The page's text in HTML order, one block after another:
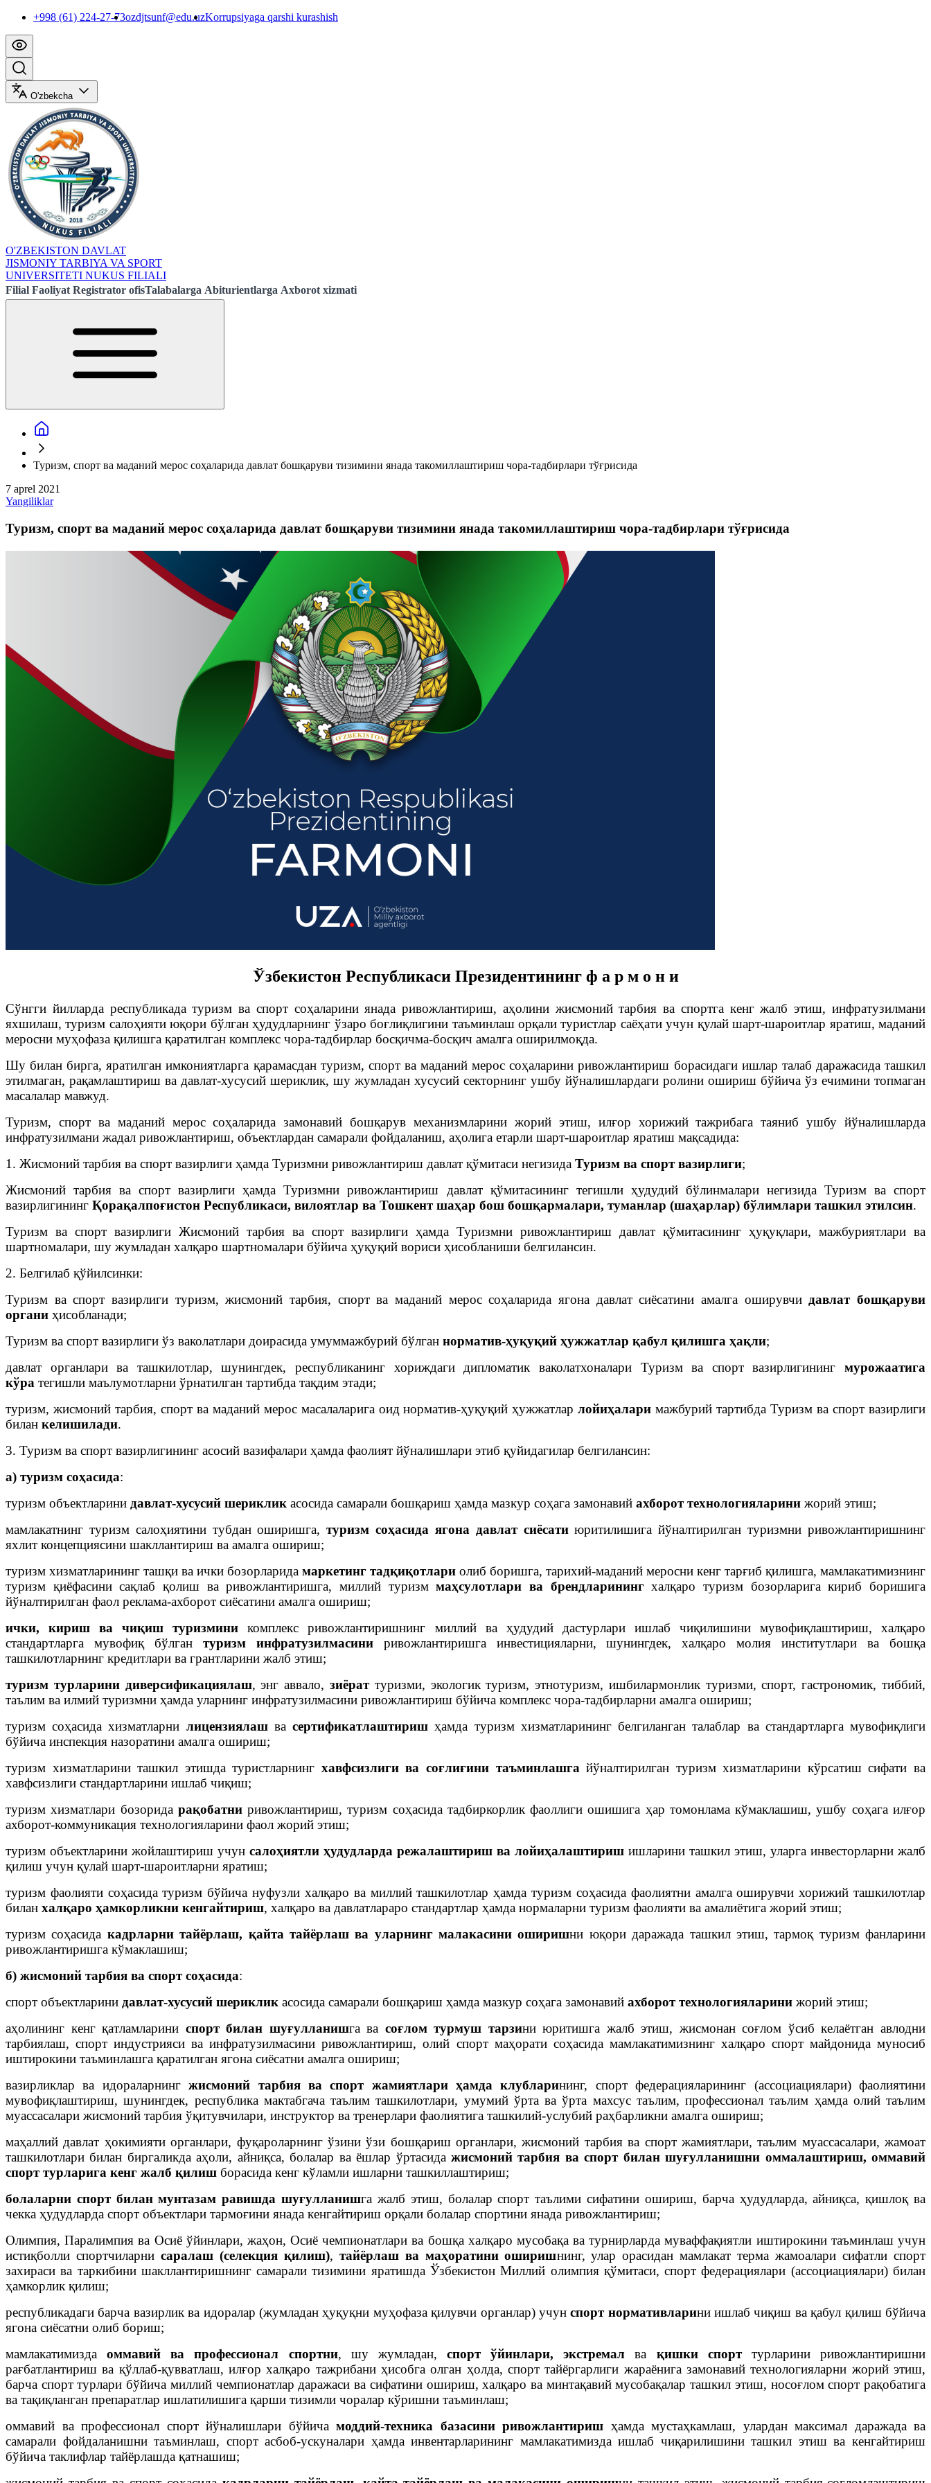
+998 (61) 224-27-73ozdjtsunf@edu.uzKorrupsiyaga qarshi kurashish
O'zbekcha
O'ZBEKISTON DAVLAT
JISMONIY TARBIYA VA SPORT
UNIVERSITETI NUKUS FILIALI
Filial Faoliyat Registrator ofisTalabalarga Abiturientlarga Axborot xizmati
Туризм, спорт ва маданий мерос соҳаларида давлат бошқаруви тизимини янада такомиллаштириш чора-тадбирлари тўғрисида
7 aprel 2021
Yangiliklar
Туризм, спорт ва маданий мерос соҳаларида давлат бошқаруви тизимини янада такомиллаштириш чора-тадбирлари тўғрисида
Ўзбекистон Республикаси Президентининг ф а р м о н и
Сўнгги йилларда республикада туризм ва спорт соҳаларини янада ривожлантириш, аҳолини жисмоний тарбия ва спортга кенг жалб этиш, инфратузилмани
яхшилаш, туризм салоҳияти юқори бўлган ҳудудларнинг ўзаро боғлиқлигини таъминлаш орқали туристлар саёҳати учун қулай шарт-шароитлар яратиш, маданий
меросни муҳофаза қилишга қаратилган комплекс чора-тадбирлар босқичма-босқич амалга оширилмоқда.
Шу билан бирга, яратилган имкониятларга қарамасдан туризм, спорт ва маданий мерос соҳаларини ривожлантириш борасидаги ишлар талаб даражасида ташкил
этилмаган, рақамлаштириш ва давлат-хусусий шериклик, шу жумладан хусусий секторнинг ушбу йўналишлардаги ролини ошириш бўйича ўз ечимини топмаган
масалалар мавжуд.
Туризм, спорт ва маданий мерос соҳаларида замонавий бошқарув механизмларини жорий этиш, илғор хорижий тажрибага таяниб ушбу йўналишларда
инфратузилмани жадал ривожлантириш, объектлардан самарали фойдаланиш, аҳолига етарли шарт-шароитлар яратиш мақсадида:
1. Жисмоний тарбия ва спорт вазирлиги ҳамда Туризмни ривожлантириш давлат қўмитаси негизида Туризм ва спорт вазирлиги;
Жисмоний тарбия ва спорт вазирлиги ҳамда Туризмни ривожлантириш давлат қўмитасининг тегишли ҳудудий бўлинмалари негизида Туризм ва спорт
вазирлигининг Қорақалпоғистон Республикаси, вилоятлар ва Тошкент шаҳар бош бошқармалари, туманлар (шаҳарлар) бўлимлари ташкил этилсин.
Туризм ва спорт вазирлиги Жисмоний тарбия ва спорт вазирлиги ҳамда Туризмни ривожлантириш давлат қўмитасининг ҳуқуқлари, мажбуриятлари ва
шартномалари, шу жумладан халқаро шартномалари бўйича ҳуқуқий вориси ҳисобланиши белгилансин.
2. Белгилаб қўйилсинки:
Туризм ва спорт вазирлиги туризм, жисмоний тарбия, спорт ва маданий мерос соҳаларида ягона давлат сиёсатини амалга оширувчи давлат бошқаруви
органи ҳисобланади;
Туризм ва спорт вазирлиги ўз ваколатлари доирасида умуммажбурий бўлган норматив-ҳуқуқий ҳужжатлар қабул қилишга ҳақли;
давлат органлари ва ташкилотлар, шунингдек, республиканинг хориждаги дипломатик ваколатхоналари Туризм ва спорт вазирлигининг мурожаатига
кўра тегишли маълумотларни ўрнатилган тартибда тақдим этади;
туризм, жисмоний тарбия, спорт ва маданий мерос масалаларига оид норматив-ҳуқуқий ҳужжатларлойиҳалари мажбурий тартибда Туризм ва спорт вазирлиги
билан келишилади.
3. Туризм ва спорт вазирлигининг асосий вазифалари ҳамда фаолият йўналишлари этиб қуйидагилар белгилансин:
а) туризм соҳасида:
туризм объектларини давлат-хусусий шериклик асосида самарали бошқариш ҳамда мазкур соҳага замонавий ахборот технологияларини жорий этиш;
мамлакатнинг туризм салоҳиятини тубдан оширишга,туризм соҳасида ягона давлат сиёсатиюритилишига йўналтирилган туризмни ривожлантиришнинг
яхлит концепциясини шакллантириш ва амалга ошириш;
туризм хизматларининг ташқи ва ички бозорларида маркетинг тадқиқотлари олиб боришга, тарихий-маданий меросни кенг тарғиб қилишга, мамлакатимизнинг
туризм қиёфасини сақлаб қолиш ва ривожлантиришга, миллий туризммаҳсулотлари ва брендларинингхалқаро туризм бозорларига кириб боришига
йўналтирилган фаол реклама-ахборот сиёсатини амалга ошириш;
ички, кириш ва чиқиш туризмини комплекс ривожлантиришнинг миллий ва ҳудудий дастурлари ишлаб чиқилишини мувофиқлаштириш, халқаро
стандартларга мувофиқ бўлган туризм инфратузилмасиниривожлантиришга инвестицияларни, шунингдек, халқаро молия институтлари ва бошқа
ташкилотларнинг кредитлари ва грантларини жалб этиш;
туризм турларини диверсификациялаш, энг аввало, зиёраттуризми, экологик туризм, этнотуризм, ишбилармонлик туризми, спорт, гастрономик, тиббий,
таълим ва илмий туризмни ҳамда уларнинг инфратузилмасини ривожлантириш бўйича комплекс чора-тадбирларни амалга ошириш;
туризм соҳасида хизматларни лицензиялашвасертификатлаштириш ҳамда туризм хизматларининг белгиланган талаблар ва стандартларга мувофиқлиги
бўйича инспекция назоратини амалга ошириш;
туризм хизматларини ташкил этишда туристларнинг хавфсизлиги ва соғлиғини таъминлашга йўналтирилган туризм хизматларини кўрсатиш сифати ва
хавфсизлиги стандартларини ишлаб чиқиш;
туризм хизматлари бозорида рақобатниривожлантириш, туризм соҳасида тадбиркорлик фаоллиги ошишига ҳар томонлама кўмаклашиш, ушбу соҳага илғор
ахборот-коммуникация технологияларини фаол жорий этиш;
туризм объектларини жойлаштириш учун салоҳиятли ҳудудларда режалаштириш ва лойиҳалаштириш ишларини ташкил этиш, уларга инвесторларни жалб
қилиш учун қулай шарт-шароитларни яратиш;
туризм фаолияти соҳасида туризм бўйича нуфузли халқаро ва миллий ташкилотлар ҳамда туризм соҳасида фаолиятни амалга оширувчи хорижий ташкилотлар
билан халқаро ҳамкорликни кенгайтириш, халқаро ва давлатлараро стандартлар ҳамда нормаларни туризм фаолияти ва амалиётига жорий этиш;
туризм соҳасида кадрларни тайёрлаш, қайта тайёрлаш ва уларнинг малакасини оширишни юқори даражада ташкил этиш, тармоқ туризм фанларини
ривожлантиришга кўмаклашиш;
б) жисмоний тарбия ва спорт соҳасида:
спорт объектларини давлат-хусусий шериклик асосида самарали бошқариш ҳамда мазкур соҳага замонавий ахборот технологияларини жорий этиш;
аҳолининг кенг қатламларини спорт билан шуғулланишга ва соғлом турмуш тарзини юритишга жалб этиш, жисмонан соғлом ўсиб келаётган авлодни
тарбиялаш, спорт индустрияси ва инфратузилмасини ривожлантириш, олий спорт маҳорати соҳасида мамлакатимизнинг халқаро спорт майдонида муносиб
иштирокини таъминлашга қаратилган ягона сиёсатни амалга ошириш;
вазирликлар ва идораларнингжисмоний тарбия ва спорт жамиятлари ҳамда клубларининг, спорт федерацияларининг (ассоциациялари) фаолиятини
мувофиқлаштириш, шунингдек, республика мактабгача таълим ташкилотлари, умумий ўрта ва ўрта махсус таълим, профессионал таълим ҳамда олий таълим
муассасалари жисмоний тарбия ўқитувчилари, инструктор ва тренерлари фаолиятига ташкилий-услубий раҳбарликни амалга ошириш;
маҳаллий давлат ҳокимияти органлари, фуқароларнинг ўзини ўзи бошқариш органлари, жисмоний тарбия ва спорт жамиятлари, таълим муассасалари, жамоат
ташкилотлари билан биргаликда аҳоли, айниқса, болалар ва ёшлар ўртасида жисмоний тарбия ва спорт билан шуғулланишни оммалаштириш, оммавий
спорт турларига кенг жалб қилиш борасида кенг кўламли ишларни ташкиллаштириш;
болаларни спорт билан мунтазам равишда шуғулланишга жалб этиш, болалар спорт таълими сифатини ошириш, барча ҳудудларда, айниқса, қишлоқ ва
чекка ҳудудларда спорт объектлари тармоғини янада кенгайтириш орқали болалар спортини янада ривожлантириш;
Олимпия, Паралимпия ва Осиё ўйинлари, жаҳон, Осиё чемпионатлари ва бошқа халқаро мусобақа ва турнирларда муваффақиятли иштирокини таъминлаш учун
истиқболли спортчиларни саралаш (селекция қилиш), тайёрлаш ва маҳоратини оширишнинг, улар орасидан мамлакат терма жамоалари сифатли спорт
захираси ва таркибини шакллантиришнинг самарали тизимини яратишда Ўзбекистон Миллий олимпия қўмитаси, спорт федерациялари (ассоциациялари) билан
ҳамкорлик қилиш;
республикадаги барча вазирлик ва идоралар (жумладан ҳуқуқни муҳофаза қилувчи органлар) учунспорт нормативларини ишлаб чиқиш ва қабул қилиш бўйича
ягона сиёсатни олиб бориш;
мамлакатимиздаоммавий ва профессионал спортни, шу жумладан,спорт ўйинлари, экстремалва қишки спорттурларини ривожлантиришни
рағбатлантириш ва қўллаб-қувватлаш, илғор халқаро тажрибани ҳисобга олган ҳолда, спорт тайёргарлиги жараёнига замонавий технологияларни жорий этиш,
барча спорт турлари бўйича миллий чемпионатлар даражаси ва сифатини ошириш, халқаро ва минтақавий мусобақалар ташкил этиш, носоғлом спорт рақобатига
ва тақиқланган препаратлар ишлатилишига қарши тизимли чоралар кўришни таъминлаш;
оммавий ва профессионал спорт йўналишлари бўйича моддий-техника базасини ривожлантириш ҳамда мустаҳкамлаш, улардан максимал даражада ва
самарали фойдаланишни таъминлаш, спорт асбоб-ускуналари ҳамда инвентарларининг мамлакатимизда ишлаб чиқарилишини ташкил этиш ва кенгайтириш
бўйича таклифлар тайёрлашда қатнашиш;